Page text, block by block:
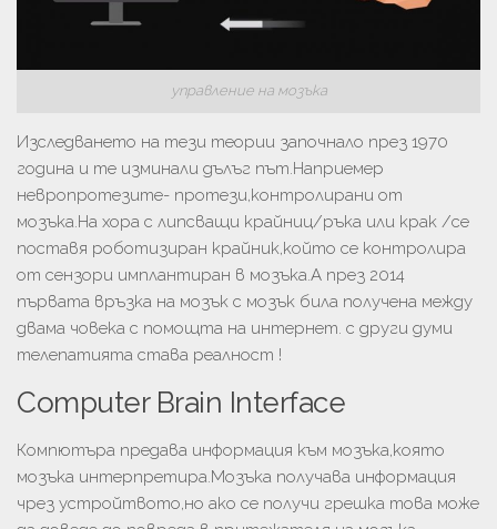
управление на мозъка
Изследването на тези теории започнало през 1970
година и те изминали дълъг път.Наприемер
невропротезите- протези,контролирани от
мозъка.На хора с липсващи крайниц/ръка или крак /се
поставя роботизиран крайник,който се контролира
от сензори имплантиран в мозъка.А през 2014
първата връзка на мозък с мозък била получена между
двама човека с помощта на интернет. с други думи
телепатията става реалност !
Computer Brain Interface
Компютъра предава информация към мозъка,която
мозъка интерпретира.Мозъка получава информация
чрез устройтвото,но ако се получи грешка това може